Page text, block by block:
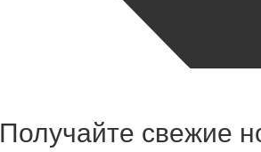
Получайте свежие